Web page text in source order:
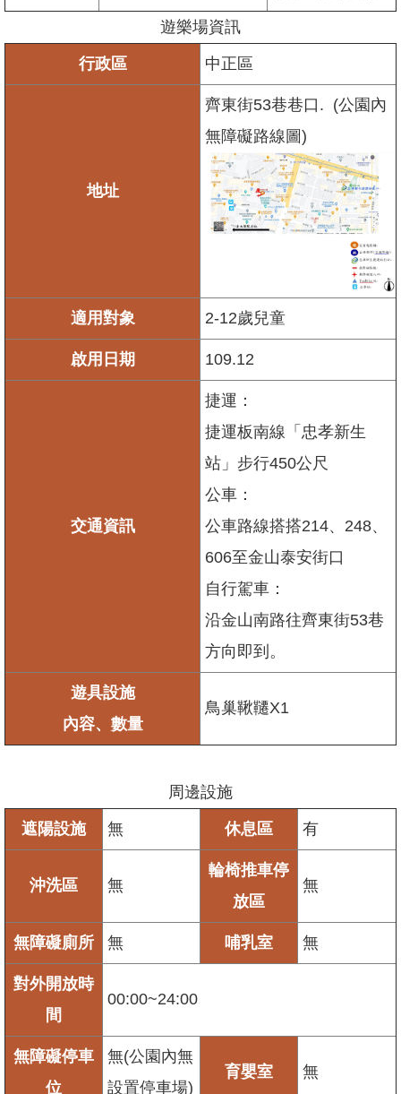
資
全
策
遊樂場資訊
行政區 中正區
地址
齊東街53巷巷口. (公園內
無障礙路線圖)
適用對象 2-12歲兒童
啟用日期 109.12
交通資訊
捷運：
捷運板南線「忠孝新生
站」步行450公尺
公車：
公車路線搭搭214、248、
606至金山泰安街口
自行駕車：
沿金山南路往齊東街53巷
方向即到。
遊具設施
內容、數量
鳥巢鞦韆X1
周邊設施
遮陽設施 無 休息區 有
沖洗區 無
輪椅推車停
放區
無
無障礙廁所 無 哺乳室 無
對外開放時
間
00:00~24:00
無障礙停車
位
無(公園內無
設置停車場)
育嬰室 無